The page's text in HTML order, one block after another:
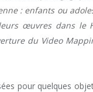
: enfants ou
œuvres dans le
du Video
pour quelques